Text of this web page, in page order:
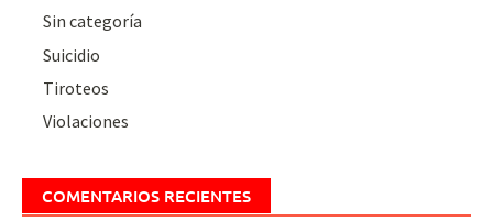
Sin categoría
Suicidio
Tiroteos
Violaciones
COMENTARIOS RECIENTES